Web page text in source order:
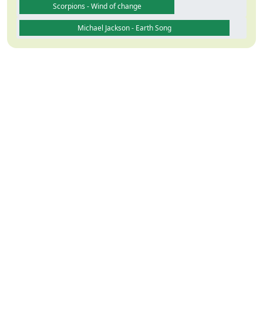
Scorpions - Wind of change
Michael Jackson - Earth Song